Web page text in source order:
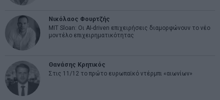
Νικόλαος Φουρτζής
MIT Sloan: Οι AI-driven επιχειρήσεις διαμορφώνουν το νέο
μοντέλο επιχειρηματικότητας
Θανάσης Κρητικός
Στις 11/12 το πρώτο ευρωπαϊκό ντέρμπι «αιωνίων»